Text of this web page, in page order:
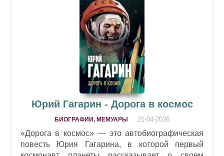
Юрий Гагарин - Дорога в космос
БИОГРАФИИ, МЕМУАРЫ 21-04-2026
«Дорога в космос» — это автобиографическая
повесть Юрия Гагарина, в которой первый